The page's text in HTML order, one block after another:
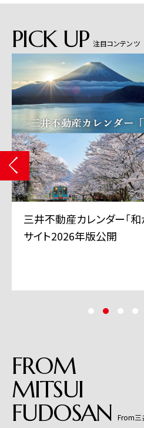
PICK UP 注目コンテンツ
三井不動産 TVCMシリー
「スーパープレイ」篇 6月
FROM
MITSUI
FUDOSAN From三